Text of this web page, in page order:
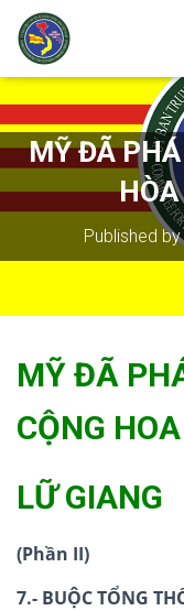
MỸ ĐÃ
Published by
MỸ ĐÃ
CỘNG
LỮ GIANG
(Phần II)
7.- BUỘC TỔNG